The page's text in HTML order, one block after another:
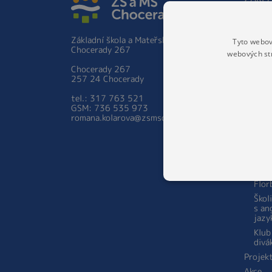
Základní škola a Mateřská škola
Chocerady 267
Chocerady 267
257 24 Chocerady
tel.: 317 763 521
GSM: 736 535 973
romana.kolarova@zsmschocerady.cz
s
Tyto
webových